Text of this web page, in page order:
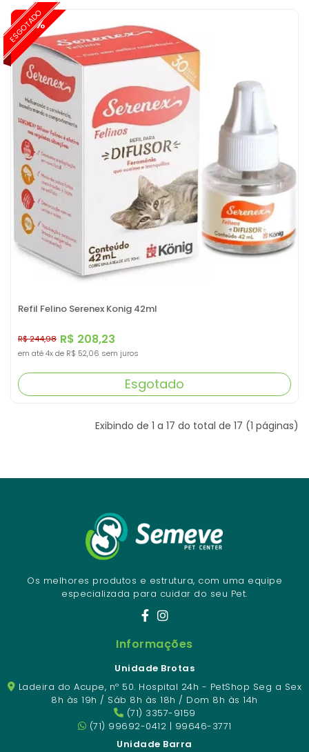
ESGOTADO
Refil Felino Serenex Konig 42ml
R$ 208,23
R$ 244,98
-15%
em até 4x de R$ 52,06 sem juros
Esgotado
Exibindo de 1 a 17 do total de 17 (1 páginas)
Os melhores produtos e estrutura, com uma equipe
especializada para cuidar do seu Pet.
Informações
Unidade Brotas
Ladeira do Acupe, nº 50. Hospital 24h - PetShop Seg a Sex
8h às 19h / Sáb 8h às 18h / Dom 8h às 14h
(71) 3357-9159
(71) 99692-0412 | 99646-3771
Unidade Barra